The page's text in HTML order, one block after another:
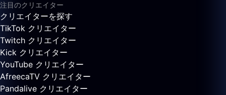
注目のクリエイター
クリエイターを探す
TikTok クリエイター
Twitch クリエイター
Kick クリエイター
YouTube クリエイター
AfreecaTV クリエイター
Pandalive クリエイター